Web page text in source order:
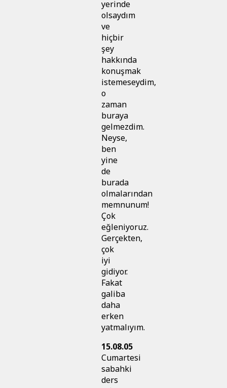
yerinde
olsaydım
ve
hiçbir
şey
hakkında
konuşmak
istemeseydim,
o
zaman
buraya
gelmezdim.
Neyse,
ben
yine
de
burada
olmalarından
memnunum!
Çok
eğleniyoruz.
Gerçekten,
çok
iyi
gidiyor.
Fakat
galiba
daha
erken
yatmalıyım.
15.08.05
Cumartesi
sabahki
ders